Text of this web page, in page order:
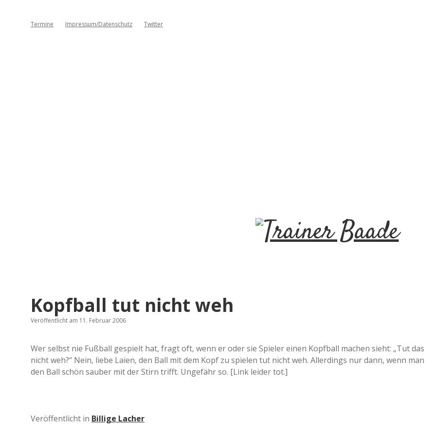
Termine Impressum/Datenschutz Twitter
T
n
e
Kopfball tut nicht weh
Veröffentlicht am 11. Februar 2006
Wer selbst nie Fußball gespielt hat, fragt oft, wenn er oder sie Spieler einen Kopfball machen sieht: „Tut das
nicht weh?“ Nein, liebe Laien, den Ball mit dem Kopf zu spielen tut nicht weh. Allerdings nur dann, wenn man
den Ball schön sauber mit der Stirn trifft. Ungefähr so. [Link leider tot.]
Veröffentlicht in Billige Lacher